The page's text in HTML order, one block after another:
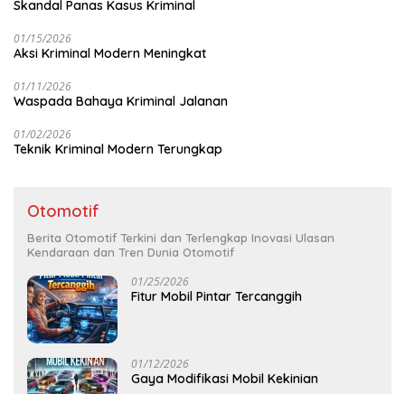
Skandal Panas Kasus Kriminal
01/15/2026
Aksi Kriminal Modern Meningkat
01/11/2026
Waspada Bahaya Kriminal Jalanan
01/02/2026
Teknik Kriminal Modern Terungkap
Otomotif
Berita Otomotif Terkini dan Terlengkap Inovasi Ulasan
Kendaraan dan Tren Dunia Otomotif
01/25/2026
Fitur Mobil Pintar Tercanggih
01/12/2026
Gaya Modifikasi Mobil Kekinian